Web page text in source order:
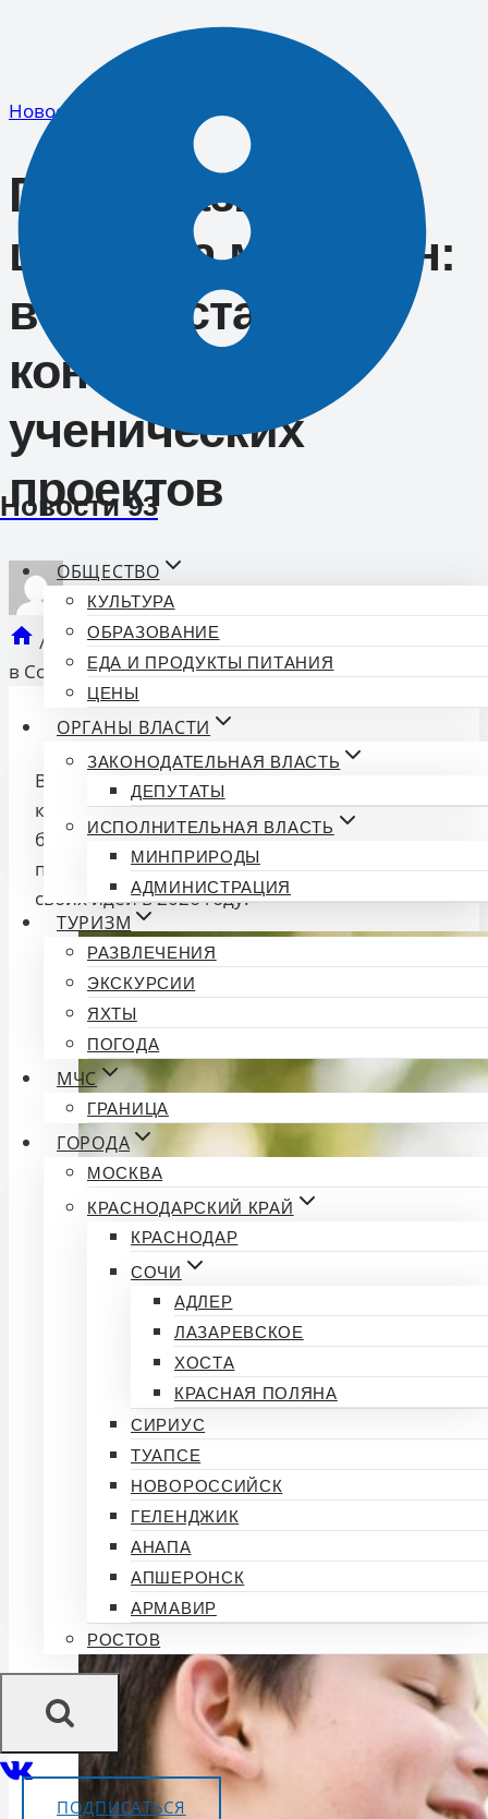
содержимому
Новости 93
ОБЩЕСТВО
КУЛЬТУРА
ОБРАЗОВАНИЕ
ЕДА И ПРОДУКТЫ ПИТАНИЯ
ЦЕНЫ
ОРГАНЫ ВЛАСТИ
ЗАКОНОДАТЕЛЬНАЯ ВЛАСТЬ
ДЕПУТАТЫ
ИСПОЛНИТЕЛЬНАЯ ВЛАСТЬ
МИНПРИРОДЫ
АДМИНИСТРАЦИЯ
ТУРИЗМ
РАЗВЛЕЧЕНИЯ
ЭКСКУРСИИ
ЯХТЫ
ПОГОДА
МЧС
ГРАНИЦА
ГОРОДА
МОСКВА
КРАСНОДАРСКИЙ КРАЙ
КРАСНОДАР
СОЧИ
АДЛЕР
ЛАЗАРЕВСКОЕ
ХОСТА
КРАСНАЯ ПОЛЯНА
СИРИУС
ТУАПСЕ
НОВОРОССИЙСК
ГЕЛЕНДЖИК
АНАПА
АПШЕРОНСК
АРМАВИР
РОСТОВ
ПОДПИСАТЬСЯ
Новости
Преобрази свою
школу за миллион:
в Сочи стартует
конкурс
ученических
проектов
опубликован
/
Новости/Преобрази свою школу за миллион:
в Сочи стартует конкурс ученических проектов
В
объявлен старт приёма заявок на
конкурс школьного инициативного
бюджетирования, победители которого
получат до миллиона рублей на воплощение
своих идей в 2026 году.